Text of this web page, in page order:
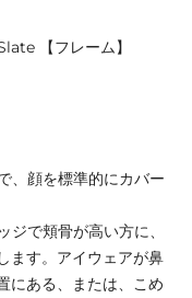
【フレーム】
、顔を標準的にカバー
で頬骨が高い方に、
ます。アイウェアが鼻
にある、または、こめ